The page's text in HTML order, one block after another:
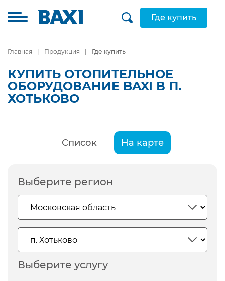
Где купить
Главная Продукция Где купить
КУПИТЬ ОТОПИТЕЛЬНОЕ
ОБОРУДОВАНИЕ BAXI В П.
ХОТЬКОВО
Список На карте
Выберите регион
Выберите услугу